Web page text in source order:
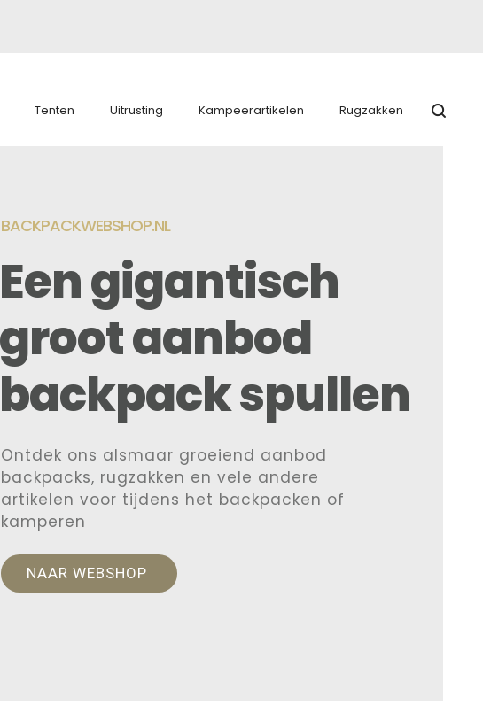
Tenten Uitrusting Kampeerartikelen Rugzakken
BACKPACKWEBSHOP.NL
Een gigantisch
groot aanbod
backpack spullen
Ontdek ons alsmaar groeiend aanbod
backpacks, rugzakken en vele andere
artikelen voor tijdens het backpacken of
kamperen
NAAR WEBSHOP